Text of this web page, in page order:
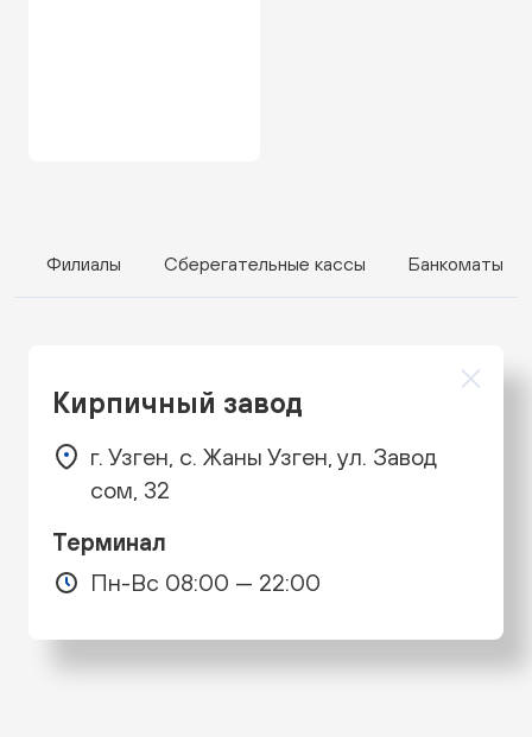
Филиалы Сберегательные кассы Банкоматы
Кирпичный завод
г. Узген, с. Жаны Узген, ул. Завод
сом, 32
Терминал
Пн-Вс 08:00 — 22:00